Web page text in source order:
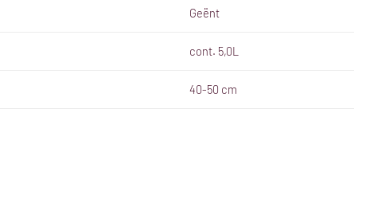
Geënt
cont. 5,0L
40-50 cm